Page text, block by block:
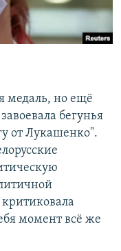
медаль, но ещё
бегунья
от Лукашенко".
момент всё же